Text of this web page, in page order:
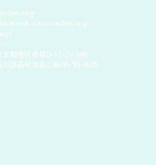
zenden.or.jp
都港区赤坂8-13-19-406
県高松市浜の町60-55-1025